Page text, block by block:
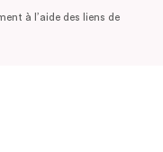
à l’aide des liens de